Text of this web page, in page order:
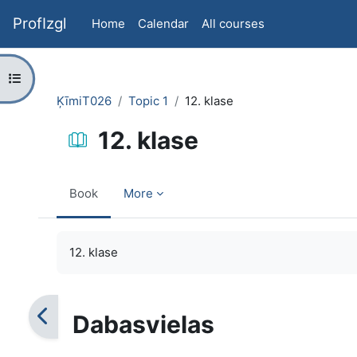
ProfIzgl Home Calendar All courses
Open course index
ĶīmiT026
Topic 1 12. klase
12. klase
Book More
12. klase
Dabasvielas